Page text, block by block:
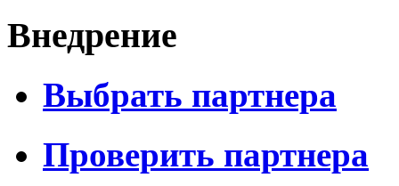
Внедрение
Выбрать партнера
Проверить партнера